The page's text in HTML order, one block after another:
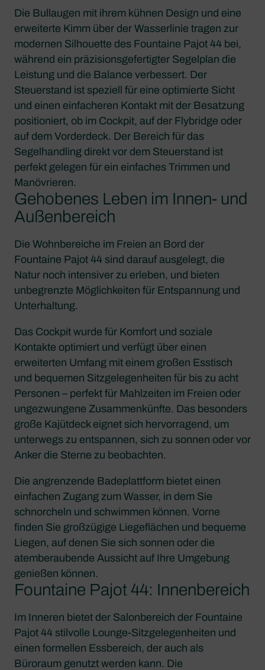
Die Bullaugen mit ihrem kühnen Design und eine
erweiterte Kimm über der Wasserlinie tragen zur
modernen Silhouette des Fountaine Pajot 44 bei,
während ein präzisionsgefertigter Segelplan die
Leistung und die Balance verbessert. Der
Steuerstand ist speziell für eine optimierte Sicht
und einen einfacheren Kontakt mit der Besatzung
positioniert, ob im Cockpit, auf der Flybridge oder
auf dem Vorderdeck. Der Bereich für das
Segelhandling direkt vor dem Steuerstand ist
perfekt gelegen für ein einfaches Trimmen und
Manövrieren.
Gehobenes Leben im Innen- und
Außenbereich
Die Wohnbereiche im Freien an Bord der
Fountaine Pajot 44 sind darauf ausgelegt, die
Natur noch intensiver zu erleben, und bieten
unbegrenzte Möglichkeiten für Entspannung und
Unterhaltung.
Das Cockpit wurde für Komfort und soziale
Kontakte optimiert und verfügt über einen
erweiterten Umfang mit einem großen Esstisch
und bequemen Sitzgelegenheiten für bis zu acht
Personen – perfekt für Mahlzeiten im Freien oder
ungezwungene Zusammenkünfte. Das besonders
große Kajütdeck eignet sich hervorragend, um
unterwegs zu entspannen, sich zu sonnen oder vor
Anker die Sterne zu beobachten.
Die angrenzende Badeplattform bietet einen
einfachen Zugang zum Wasser, in dem Sie
schnorcheln und schwimmen können. Vorne
finden Sie großzügige Liegeflächen und bequeme
Liegen, auf denen Sie sich sonnen oder die
atemberaubende Aussicht auf Ihre Umgebung
genießen können.
Fountaine Pajot 44: Innenbereich
Im Inneren bietet der Salonbereich der Fountaine
Pajot 44 stilvolle Lounge-Sitzgelegenheiten und
einen formellen Essbereich, der auch als
Büroraum genutzt werden kann. Die